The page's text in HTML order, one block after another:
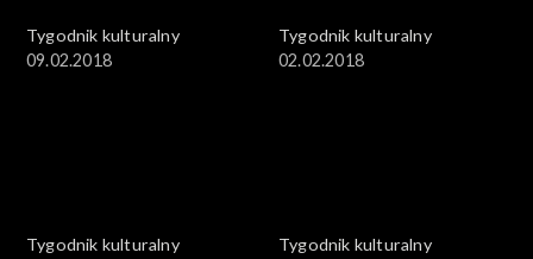
Tygodnik kulturalny
09.02.2018
Tygodnik kulturalny
02.02.2018
Tygodnik kulturalny
Tygodnik kulturalny